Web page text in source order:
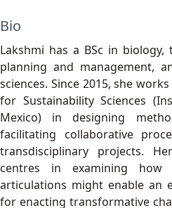
Bio
Lakshmi has a BSc in
planning and management,
sciences. Since 2015, she
for Sustainability Sciences
Mexico) in designing
facilitating collaborative
transdisciplinary projects.
centres in examining how
articulations might enable an
for enacting transformative